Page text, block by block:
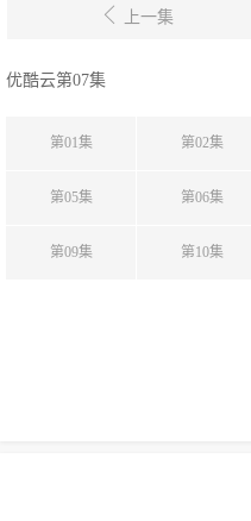
上一集
优酷云第07集
第01集 第02集
第05集 第06集
第09集 第10集